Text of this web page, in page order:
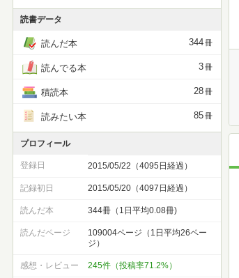
読書データ
読んだ本 344冊
読んでる本 3冊
積読本 28冊
読みたい本 85冊
プロフィール
登録日 2015/05/22（4095日経過）
記録初日 2015/05/20（4097日経過）
読んだ本 344冊（1日平均0.08冊)
読んだページ
109004ページ（1日平均26ペー
ジ）
感想・レビュー 245件（投稿率71.2%）